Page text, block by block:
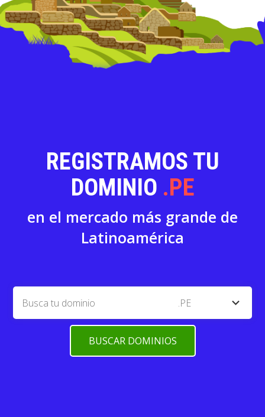
REGISTRAMOS TU
DOMINIO .PE
en el mercado más grande de
Latinoamérica
.PE expand_more
BUSCAR DOMINIOS